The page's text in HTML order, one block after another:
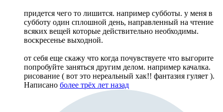
придется чего то лишится. например субботы. у меня в
субботу один сплошной день, направленный на чтение
всяких вещей которые действительно необходимы.
воскресенье выходной.
от себя еще скажу что когда почувствуете что выгорите
попробуйте заняться другим делом. например качалка.
рисование ( вот это нереальный хак!! фантазия гуляет ).
Написано более трёх лет назад